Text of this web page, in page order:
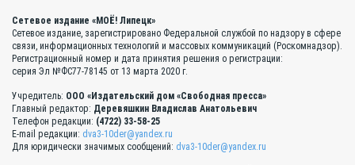
Сетевое издание «МОЁ! Липецк»
Сетевое издание, зарегистрировано Федеральной службой по надзору в сфере
связи, информационных технологий и массовых коммуникаций (Роскомнадзор).
Регистрационный номер и дата принятия решения о регистрации:
серия Эл №ФС77-78145 от 13 марта 2020 г.
Учредитель: ООО «Издательский дом «Свободная пресса»
Главный редактор: Деревяшкин Владислав Анатольевич
Телефон редакции: (4722) 33-58-25
E-mail редакции: dva3-10der@yandex.ru
Для юридически значимых сообщений: dva3-10der@yandex.ru